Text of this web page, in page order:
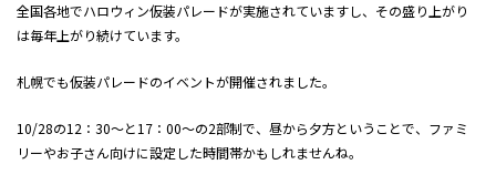
全国各地でハロウィン仮装パレードが実施されていますし、その盛り上がり
は毎年上がり続けています。
札幌でも仮装パレードのイベントが開催されました。
10/28の12：30～と17：00～の2部制で、昼から夕方ということで、ファミ
リーやお子さん向けに設定した時間帯かもしれませんね。